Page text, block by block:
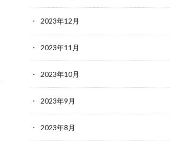
2023年12月
2023年11月
2023年10月
2023年9月
2023年8月